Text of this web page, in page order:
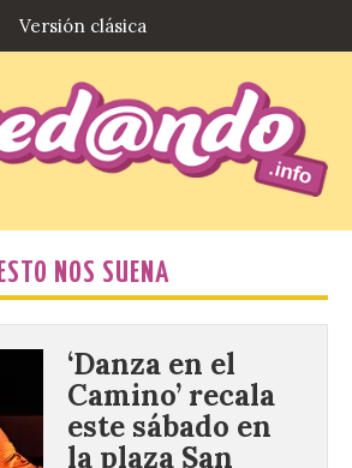
Versión clásica
ESTO NOS SUENA
‘Danza en el
Camino’ recala
este sábado en
la plaza San